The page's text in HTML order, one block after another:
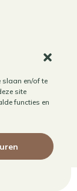
slaan en/of te
site
functies en